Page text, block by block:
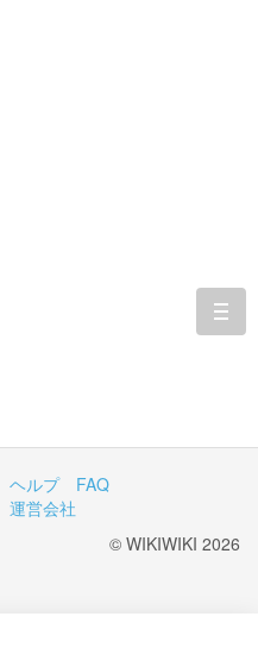
ヘルプ
FAQ
運営会社
© WIKIWIKI 2026